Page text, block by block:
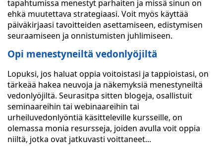
tapahtumissa menestyt parhaiten ja missä sinun on
ehkä muutettava strategiaasi. Voit myös käyttää
päiväkirjaasi tavoitteiden asettamiseen, edistymisen
seuraamiseen ja onnistumisten juhlimiseen.
Opi menestyneiltä vedonlyöjiltä
Lopuksi, jos haluat oppia voitoistasi ja tappioistasi, on
tärkeää hakea neuvoja ja näkemyksiä menestyneiltä
vedonlyöjiltä. Seurasitpa sitten blogeja, osallistuit
seminaareihin tai webinaareihin tai
urheiluvedonlyöntiä käsitteleville kursseille, on
olemassa monia resursseja, joiden avulla voit oppia
niiltä, jotka ovat jatkuvasti voittaneet...